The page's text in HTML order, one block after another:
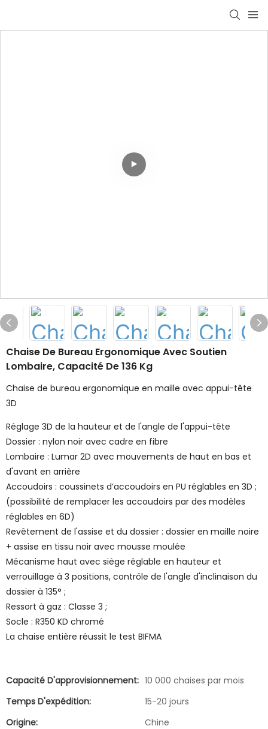
Chaise De Bureau Ergonomique Avec Soutien
Lombaire, Capacité De 136 Kg
Chaise de bureau ergonomique en maille avec appui-tête
3D
Réglage 3D de la hauteur et de l'angle de l'appui-tête
Dossier : nylon noir avec cadre en fibre
Lombaire : Lumar 2D avec mouvements de haut en bas et
d'avant en arrière
Accoudoirs : coussinets d’accoudoirs en PU réglables en 3D ;
(possibilité de remplacer les accoudoirs par des modèles
réglables en 6D)
Revêtement de l'assise et du dossier : dossier en maille noire
+ assise en tissu noir avec mousse moulée
Mécanisme haut avec siège réglable en hauteur et
verrouillage à 3 positions, contrôle de l'angle d'inclinaison du
dossier à 135° ;
Ressort à gaz : Classe 3 ;
Socle : R350 KD chromé
La chaise entière réussit le test BIFMA
Capacité D'approvisionnement: 10 000 chaises par mois
Temps D'expédition:
15-20 jours
Origine:
Chine